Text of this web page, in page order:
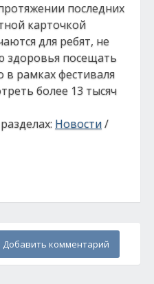
последних
карточкой
для ребят, не
здоровья посещать
в рамках фестиваля
более 13 тысяч
Новости/
Добавить комментарий